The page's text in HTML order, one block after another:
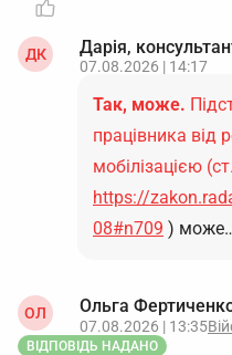
ДК Дарія,
07.08.2026 | 14:17
Так, може.
працівника від
мобілізацією
https://
08#n709 )
ОЛ Ольга
07.08.2026 | 13:35
ВІДПОВІДЬ НАДАНО